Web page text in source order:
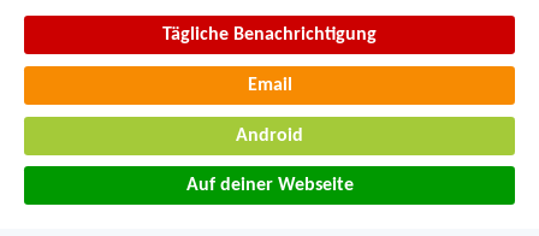
Tägliche Benachrichtigung
Email
Android
Auf deiner Webseite